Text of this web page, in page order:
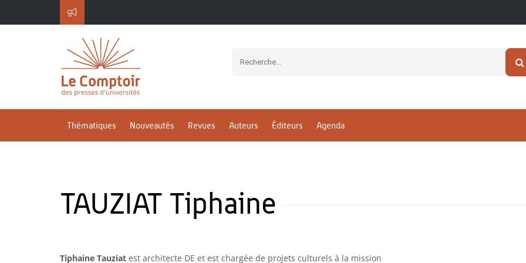
Thématiques Nouveautés Revues Auteurs Éditeurs Agenda
TAUZIAT Tiphaine
Tiphaine Tauziat est architecte DE et est chargée de projets culturels à la mission